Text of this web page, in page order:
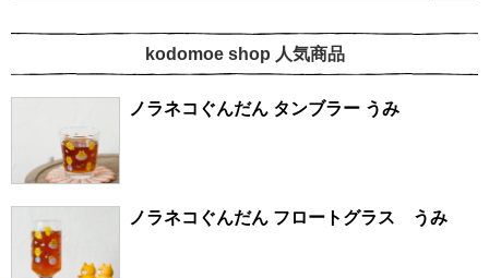
kodomoe shop 人気商品
ノラネコぐんだん タンブラー うみ
ノラネコぐんだん フロートグラス うみ